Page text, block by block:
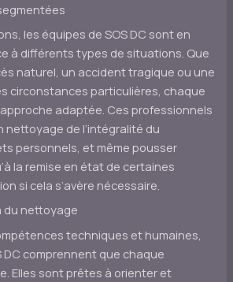
les équipes de SOS DC sont en
à différents types de situations. Que
naturel, un accident tragique ou une
circonstances particulières, chaque
adaptée. Ces professionnels
nettoyage de l’intégralité du
personnels, et même pousser
la remise en état de certaines
si cela s’avère nécessaire.
du nettoyage
techniques et humaines,
DC comprennent que chaque
Elles sont prêtes à orienter et